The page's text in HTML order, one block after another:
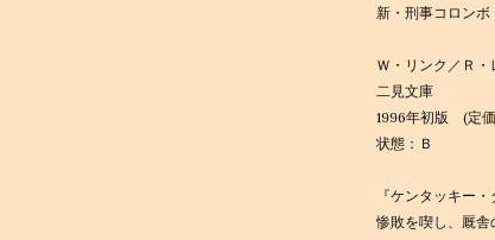
新・刑事コロンボ
Ｗ・リンク／Ｒ
二見文庫
1996年初版 (定
状態：Ｂ
『ケンタッキー
惨敗を喫し、厩舎